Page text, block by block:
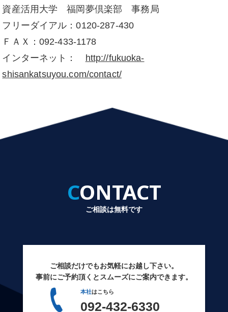
資産活用大学 福岡夢倶楽部 事務局
フリーダイアル：0120-287-430
ＦＡＸ：092-433-1178
インターネット： http://fukuoka-
shisankatsuyou.com/contact/
CONTACT
ご相談は無料です
ご相談だけでもお気軽にお越し下さい。
事前にご予約頂くとスムーズにご案内できます。
本社はこちら
092-432-6330